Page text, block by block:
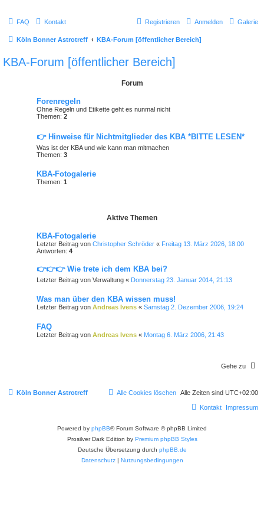
Galerie
FAQ Kontakt Anmelden
Registrieren
Köln Bonner Astrotreff KBA-Forum [öffentlicher Bereich]
KBA-Forum [öffentlicher Bereich]
Forum
Forenregeln
Ohne Regeln und Etikette geht es nunmal nicht
Themen: 2
👉 Hinweise für Nichtmitglieder des KBA *BITTE LESEN*
Was ist der KBA und wie kann man mitmachen
Themen: 3
KBA-Fotogalerie
Themen: 1
Aktive Themen
KBA-Fotogalerie
Letzter Beitrag von Christopher Schröder « Freitag 13. März 2026, 18:00
Antworten: 4
👉👉👉 Wie trete ich dem KBA bei?
Letzter Beitrag von Verwaltung « Donnerstag 23. Januar 2014, 21:13
Was man über den KBA wissen muss!
Letzter Beitrag von Andreas Ivens « Samstag 2. Dezember 2006, 19:24
FAQ
Letzter Beitrag von Andreas Ivens « Montag 6. März 2006, 21:43
Gehe zu
Köln Bonner Astrotreff Alle Zeiten sind UTC+02:00
Alle Cookies löschen
Impressum
Kontakt
Powered by phpBB® Forum Software © phpBB Limited
Prosilver Dark Edition by Premium phpBB Styles
Deutsche Übersetzung durch phpBB.de
Datenschutz| Nutzungsbedingungen